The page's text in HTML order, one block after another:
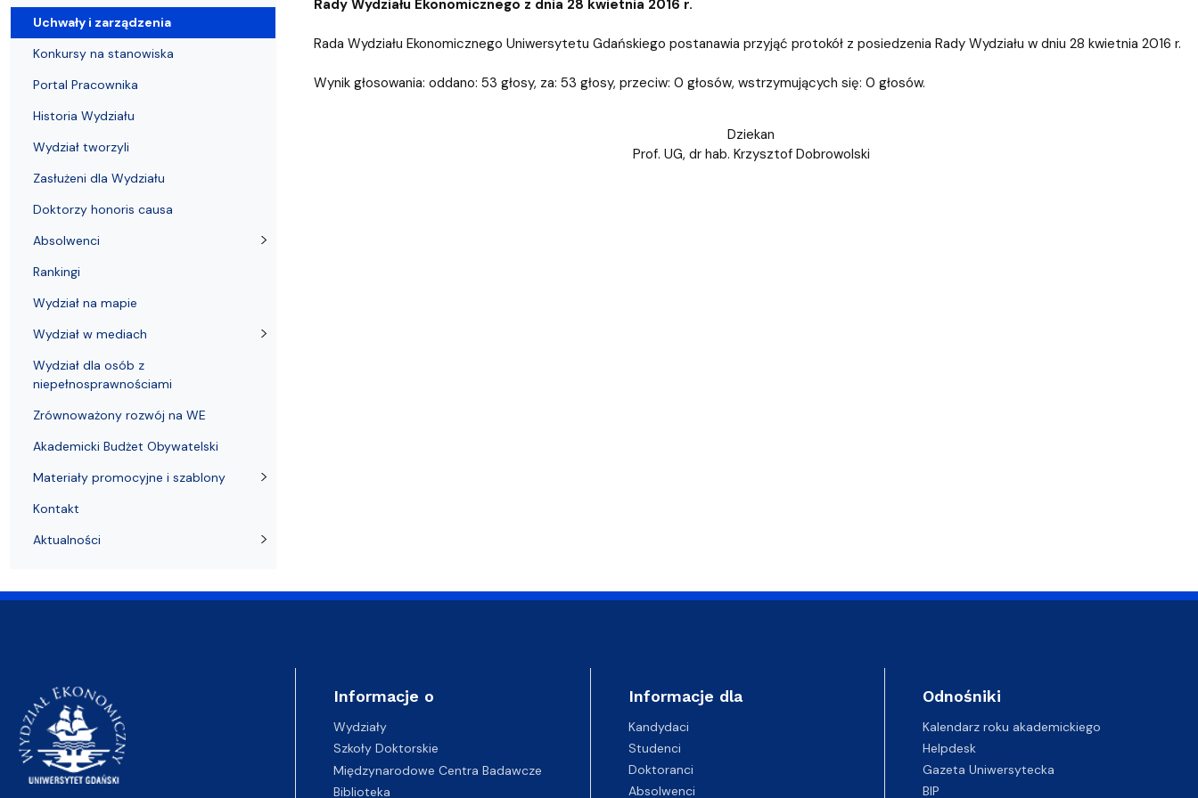
Rady Wydziału Ekonomicznego z dnia 28 kwietnia 2016 r.
Rada Wydziału Ekonomicznego Uniwersytetu Gdańskiego postanawia przyjąć protokół z posiedzenia Rady Wydziału w dniu 28 kwietnia 2016 r.
Wynik głosowania: oddano: 53 głosy, za: 53 głosy, przeciw: 0 głosów, wstrzymujących się: 0 głosów.
Dziekan
Prof. UG, dr hab. Krzysztof Dobrowolski
Uchwały i zarządzenia
Konkursy na stanowiska
Portal Pracownika
Historia Wydziału
Wydział tworzyli
Zasłużeni dla Wydziału
Doktorzy honoris causa
Absolwenci
Rankingi
Wydział na mapie
Wydział w mediach
Wydział dla osób z
niepełnosprawnościami
Zrównoważony rozwój na WE
Akademicki Budżet Obywatelski
Materiały promocyjne i szablony
Kontakt
Aktualności
Informacje o
Wydziały
Szkoły Doktorskie
Międzynarodowe Centra Badawcze
Biblioteka
Informacje dla
Kandydaci
Studenci
Doktoranci
Absolwenci
Odnośniki
Kalendarz roku akademickiego
Helpdesk
Gazeta Uniwersytecka
BIP